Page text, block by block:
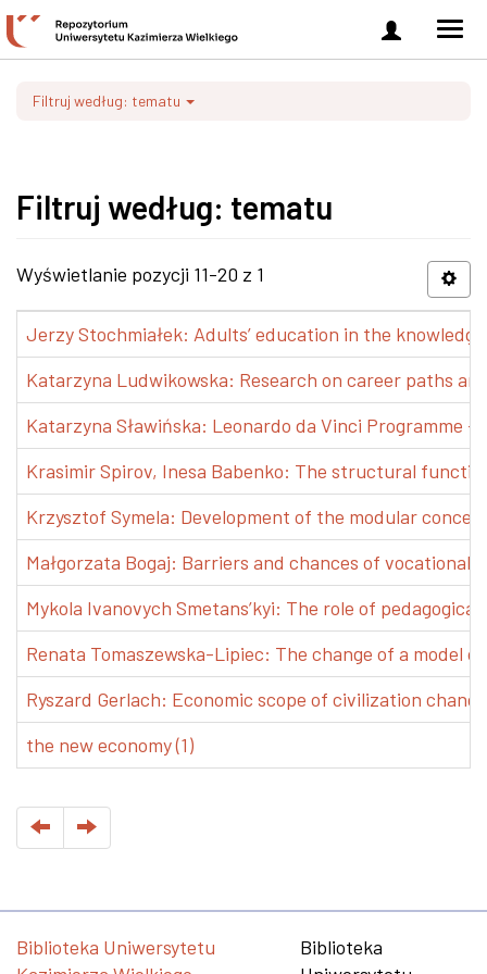
Zaloguj
się
Filtruj według: tematu
Filtruj według: tematu
Wyświetlanie pozycji 11-20 z 1
Jerzy Stochmiałek: Adults’ education in the
Katarzyna Ludwikowska: Research on career paths
Katarzyna Sławińska: Leonardo da Vinci Programme
Krasimir Spirov, Inesa Babenko: The structural
Krzysztof Symela: Development of the modular
Małgorzata Bogaj: Barriers and chances of vocational
Mykola Ivanovych Smetans’kyi: The role of
Renata Tomaszewska-Lipiec: The change of a model
Ryszard Gerlach: Economic scope of civilization
the new economy (1)
Biblioteka Uniwersytetu
Biblioteka